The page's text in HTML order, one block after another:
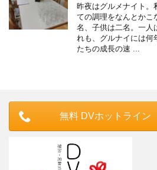
昨夜はグルメナイト。
ての調理をなんとかこ
名、子供は二名。一人
れも、グルナイには何
たちの成長の速 ...
無料 DVホットライ